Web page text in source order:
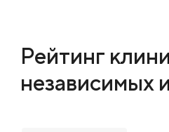
Рейтинг
независимых